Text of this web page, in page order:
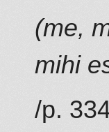
(me,
mihi
/p.